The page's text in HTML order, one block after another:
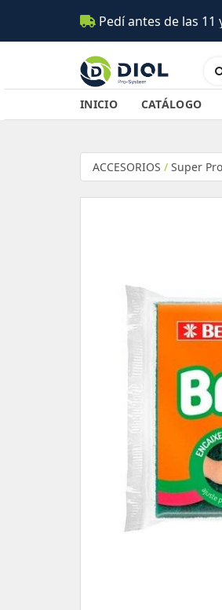
Pedí antes de las 11 y lo
INICIO CATÁLOGO
ACCESORIOS / Super